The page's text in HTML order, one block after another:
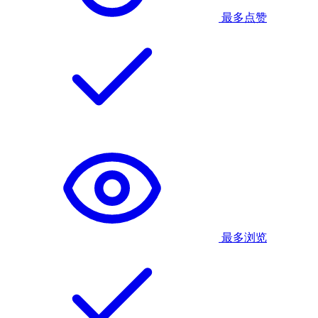
最多点赞
最多浏览